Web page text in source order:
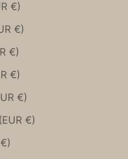
Norvège (EUR €)
Pays-Bas (EUR €)
Pologne (EUR €)
Portugal (EUR €)
Roumanie (EUR €)
Saint-Marin (EUR €)
Serbie (EUR €)